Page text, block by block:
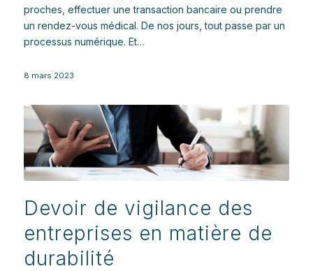
proches, effectuer une transaction bancaire ou prendre
un rendez-vous médical. De nos jours, tout passe par un
processus numérique. Et…
8 mars 2023
Devoir de vigilance des
entreprises en matière de
durabilité